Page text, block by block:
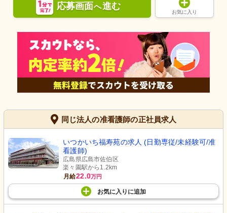
応募画面へ進む
お気に入り
同じ法人の准看護師の正社員求人
いつかいち福寿苑の求人 (日勤専従/未経験可/准
看護師)
広島県広島市佐伯区
楽々園駅から1.2km
月給22.0万円
お気に入り に追加